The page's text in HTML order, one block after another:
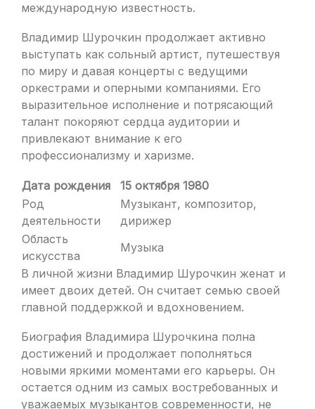
международную известность.
Владимир Шурочкин продолжает активно
выступать как сольный артист, путешествуя
по миру и давая концерты с ведущими
оркестрами и оперными компаниями. Его
выразительное исполнение и потрясающий
талант покоряют сердца аудитории и
привлекают внимание к его
профессионализму и харизме.
Дата рождения
15 октября 1980
Род
деятельности
Музыкант, композитор,
дирижер
Область
искусства
Музыка
В личной жизни Владимир Шурочкин женат и
имеет двоих детей. Он считает семью своей
главной поддержкой и вдохновением.
Биография Владимира Шурочкина полна
достижений и продолжает пополняться
новыми яркими моментами его карьеры. Он
остается одним из самых востребованных и
уважаемых музыкантов современности, не